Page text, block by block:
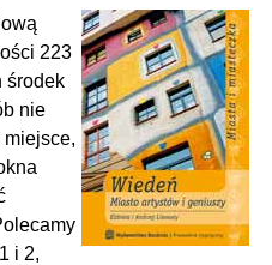
223
środek
nie
i 2,